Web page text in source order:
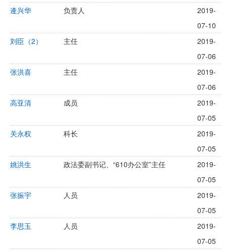
逄兴华
负责人
2019-
07-10
刘臣（2）
主任
2019-
07-06
张洪喜
主任
2019-
07-06
高亚清
成员
2019-
07-05
关永权
科长
2019-
07-05
姚洪生
政法委副书记、“610办公室”主任
2019-
07-05
张振宇
人员
2019-
07-05
李思玉
人员
2019-
07-05